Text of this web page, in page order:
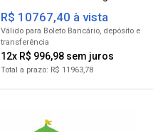
R$ 11963,78
12x R$ 996,98
R$ 10767,40 à vista
para Boleto Bancário